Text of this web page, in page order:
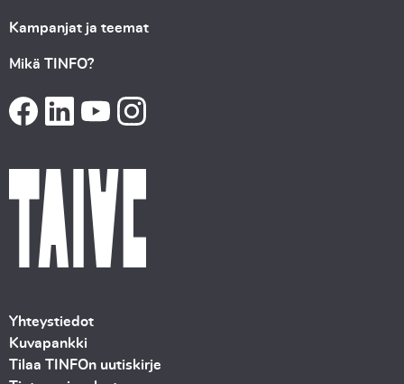
Kampanjat ja teemat
Mikä TINFO?
Yhteystiedot
Kuvapankki
Tilaa TINFOn uutiskirje